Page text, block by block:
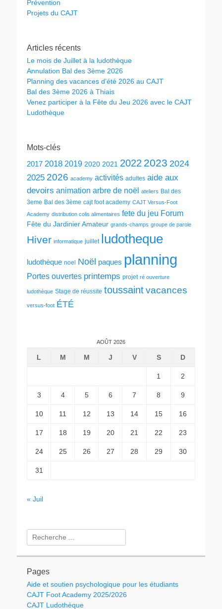
Prévention
Projets du CAJT
Articles récents
Le mois de Juillet à la ludothèque
Annulation Bal des 3ème 2026
Planning des vacances d’été 2026 au CAJT
Bal des 3ème 2026 à Thiais
Venez participer à la Fête du Jeu 2026 avec le CAJT
Ludothèque
Mots-clés
2017 2018 2019 2020 2021 2022 2023 2024
2025 2026 academy activités adultes aide aux
devoirs animation arbre de noël ateliers Bal des
3eme Bal des 3ème cajt foot academy CAJT Versus-Foot
Academy distribution colis alimentaires fete du jeu Forum
Fête du Jardinier Amateur grands-champs groupe de parole
Hiver informatique juillet ludotheque
ludothèque noel Noël paques planning
Portes ouvertes printemps projet ré ouverture
ludothèque Stage de réussite toussaintvacances
versus-foot ÉTÉ
AOÛT 2026
L M M J V S D
1 2
3 4 5 6 7 8 9
10 11 12 13 14 15 16
17 18 19 20 21 22 23
24 25 26 27 28 29 30
31
« Juil
Rechercher :
Pages
Aide et soutien psychologique pour les étudiants
CAJT Foot Academy 2025/2026
CAJT Ludothèque